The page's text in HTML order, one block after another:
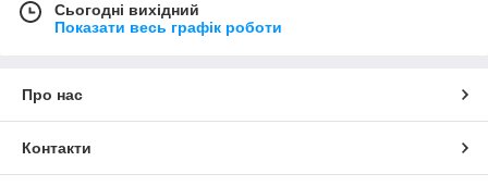
Сьогодні вихідний
Показати весь графік роботи
Про нас
Контакти